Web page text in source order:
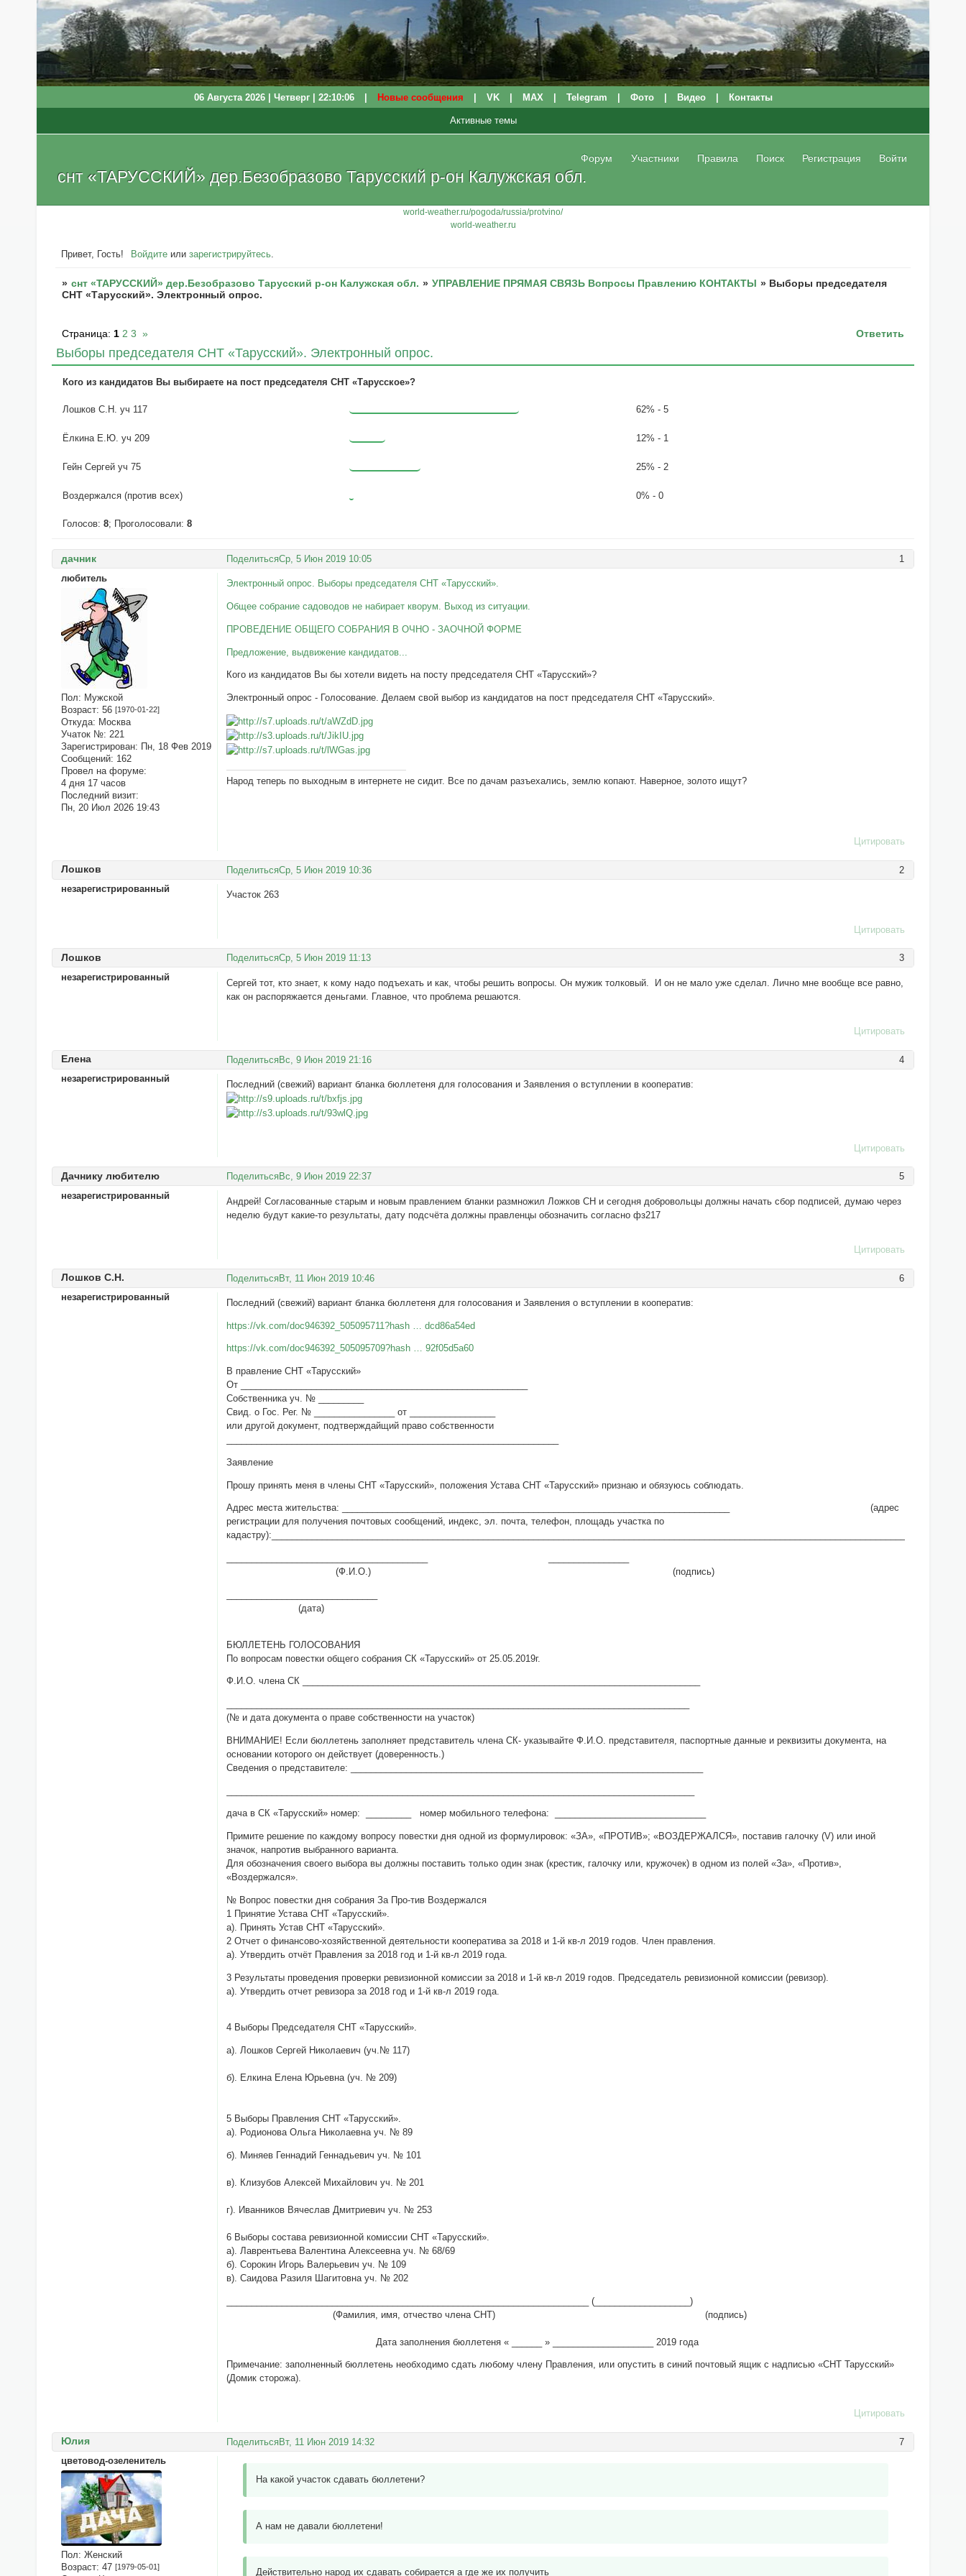
06 Августа 2026 | Четверг | 22:10:07 Новые сообщения VK МАХ Telegram Фото Видео Контакты
world-weather.ru/pogoda/russia/protvino/
world-weather.ru
снт «ТАРУССКИЙ» дер.Безобразово Тарусский р-он Калужская обл.
Форум Участники Правила Поиск Регистрация Войти
Активные темы
Привет, Гость! Войдите илизарегистрируйтесь.
» снт «ТАРУССКИЙ» дер.Безобразово Тарусский р-он Калужская обл. » УПРАВЛЕНИЕ ПРЯМАЯ СВЯЗЬ Вопросы Правлению КОНТАКТЫ » Выборы председателя
СНТ «Тарусский». Электронный опрос.
Выборы председателя СНТ «Тарусский». Электронный опрос.
Страница: 1 2 3 » Ответить
Кого из кандидатов Вы выбираете на пост председателя СНТ «Тарусское»?
Лошков С.Н. уч 117 62% - 5
Ёлкина Е.Ю. уч 209 12% - 1
Гейн Сергей уч 75 25% - 2
Воздержался (против всех) 0% - 0
Голосов: 8; Проголосовали: 8
Поделиться 1
Ср, 5 Июн 2019 10:05
дачник
любитель
Пол: Мужской
Возраст: 56 [1970-01-22]
Откуда: Москва
Учаток №: 221
Зарегистрирован: Пн, 18 Фев 2019
Сообщений: 162
Провел на форуме:
4 дня 17 часов
Последний визит:
Пн, 20 Июл 2026 19:43
Электронный опрос. Выборы председателя СНТ «Тарусский».
Общее собрание садоводов не набирает кворум. Выход из ситуации.
ПРОВЕДЕНИЕ ОБЩЕГО СОБРАНИЯ В ОЧНО - ЗАОЧНОЙ ФОРМЕ
Предложение, выдвижение кандидатов...
Кого из кандидатов Вы бы хотели видеть на посту председателя СНТ «Тарусский»?
Электронный опрос - Голосование. Делаем свой выбор из кандидатов на пост председателя СНТ «Тарусский».
Народ теперь по выходным в интернете не сидит. Все по дачам разъехались, землю копают. Наверное, золото ищут?
Цитировать
Поделиться 2
Ср, 5 Июн 2019 10:36
Лошков
незарегистрированный
Участок 263
Цитировать
Поделиться 3
Ср, 5 Июн 2019 11:13
Лошков
незарегистрированный
Сергей тот, кто знает, к кому надо подъехать и как, чтобы решить вопросы. Он мужик толковый. И он не мало уже сделал. Лично мне вообще все равно,
как он распоряжается деньгами. Главное, что проблема решаются.
Цитировать
Поделиться 4
Вс, 9 Июн 2019 21:16
Елена
незарегистрированный
Последний (свежий) вариант бланка бюллетеня для голосования и Заявления о вступлении в кооператив:
Цитировать
Поделиться 5
Вс, 9 Июн 2019 22:37
Дачнику любителю
незарегистрированный
Андрей! Согласованные старым и новым правлением бланки размножил Ложков СН и сегодня добровольцы должны начать сбор подписей, думаю через
неделю будут какие-то результаты, дату подсчёта должны правленцы обозначить согласно фз217
Цитировать
Поделиться 6
Вт, 11 Июн 2019 10:46
Лошков С.Н.
незарегистрированный
Последний (свежий) вариант бланка бюллетеня для голосования и Заявления о вступлении в кооператив:
https://vk.com/doc946392_505095711?hash … dcd86a54ed
https://vk.com/doc946392_505095709?hash … 92f05d5a60
В правление СНТ «Тарусский»
От _________________________________________________________
Собственника уч. № _________
Свид. о Гос. Рег. № ________________ от _________________
или другой документ, подтверждайщий право собственности
Заявление
Прошу принять меня в члены СНТ «Тарусский», положения Устава СНТ «Тарусский» признаю и обязуюсь соблюдать.
Адрес места жительства: _____________________________________________________________________________ (адрес
регистрации для получения почтовых сообщений, индекс, эл. почта, телефон, площадь участка по
(Ф.И.О.) (подпись)
(дата)
БЮЛЛЕТЕНЬ ГОЛОСОВАНИЯ
По вопросам повестки общего собрания СК «Тарусский» от 25.05.2019г.
Ф.И.О. члена СК _______________________________________________________________________________
(№ и дата документа о праве собственности на участок)
ВНИМАНИЕ! Если бюллетень заполняет представитель члена СК- указывайте Ф.И.О. представителя, паспортные данные и реквизиты документа, на
основании которого он действует (доверенность.)
Сведения о представителе: ______________________________________________________________________
дача в СК «Тарусский» номер: _________ номер мобильного телефона: ______________________________
Примите решение по каждому вопросу повестки дня одной из формулировок: «ЗА», «ПРОТИВ»; «ВОЗДЕРЖАЛСЯ», поставив галочку (V) или иной
значок, напротив выбранного варианта.
Для обозначения своего выбора вы должны поставить только один знак (крестик, галочку или, кружочек) в одном из полей «За», «Против»,
«Воздержался».
№ Вопрос повестки дня собрания За Про-тив Воздержался
1 Принятие Устава СНТ «Тарусский».
а). Принять Устав СНТ «Тарусский».
2 Отчет о финансово-хозяйственной деятельности кооператива за 2018 и 1-й кв-л 2019 годов. Член правления.
а). Утвердить отчёт Правления за 2018 год и 1-й кв-л 2019 года.
3 Результаты проведения проверки ревизионной комиссии за 2018 и 1-й кв-л 2019 годов. Председатель ревизионной комиссии (ревизор).
а). Утвердить отчет ревизора за 2018 год и 1-й кв-л 2019 года.
4 Выборы Председателя СНТ «Тарусский».
а). Лошков Сергей Николаевич (уч.№ 117)
б). Елкина Елена Юрьевна (уч. № 209)
5 Выборы Правления СНТ «Тарусский».
а). Родионова Ольга Николаевна уч. № 89
б). Миняев Геннадий Геннадьевич уч. № 101
в). Клизубов Алексей Михайлович уч. № 201
г). Иванников Вячеслав Дмитриевич уч. № 253
6 Выборы состава ревизионной комиссии СНТ «Тарусский».
а). Лаврентьева Валентина Алексеевна уч. № 68/69
б). Сорокин Игорь Валерьевич уч. № 109
в). Саидова Разиля Шагитовна уч. № 202
________________________________________________________________________ (___________________)
(Фамилия, имя, отчество члена СНТ) (подпись)
Дата заполнения бюллетеня « ______ » ____________________ 2019 года
Примечание: заполненный бюллетень необходимо сдать любому члену Правления, или опустить в синий почтовый ящик с надписью «СНТ Тарусский»
(Домик сторожа).
Цитировать
Поделиться 7
Вт, 11 Июн 2019 14:32
Юлия
цветовод-озеленитель
Пол: Женский
Возраст: 47 [1979-05-01]
На какой участок сдавать бюллетени?
А нам не давали бюллетени!
Действительно народ их сдавать собирается а где же их получить